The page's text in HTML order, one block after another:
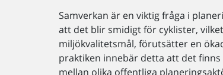
Samverkan är en viktig fråga i
att det blir smidigt för cyklister,
miljökvalitetsmål, förutsätter en
praktiken innebär detta att det
mellan olika offentliga